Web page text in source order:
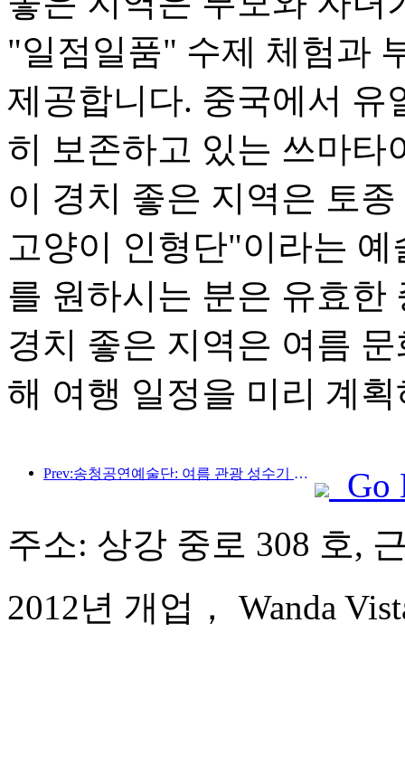
"일점일품" 수제 체험과
제공합니다. 중국에서 유
히 보존하고 있는 쓰마타
이 경치 좋은 지역은 토
고양이 인형단"이라는
를 원하시는 분은 유효한
경치 좋은 지역은 여름
해 여행 일정을 미리 계
Prev:송청공연예술단: 여름 관광 성수기 시장 및 이벤트 콘텐츠 준비
Go
주소: 상강 중로 308 호,
2012년 개업， Wanda